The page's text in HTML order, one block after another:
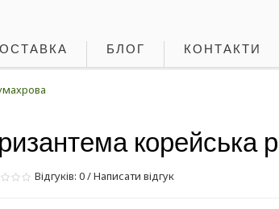
БЛОГ КОНТАКТИ
корейська
Відгуків: 0/Написати відгук